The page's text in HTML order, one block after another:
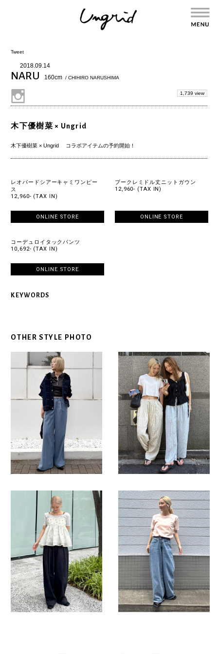
Tweet
2018.09.14
NARU 160cm / CHIHIRO NARUSHIMA
1,739 view
木下優樹菜 × Ungrid
木下優樹菜 × Ungrid コラボアイテムの予約開始！
レオパードシアーキャミワンピー
ス
12,960- (TAX IN)
ONLINE STORE
ブークレミドル丈ニットガウン
12,960- (TAX IN)
ONLINE STORE
コーデュロイタックパンツ
10,692- (TAX IN)
ONLINE STORE
KEYWORDS
OTHER STYLE PHOTO